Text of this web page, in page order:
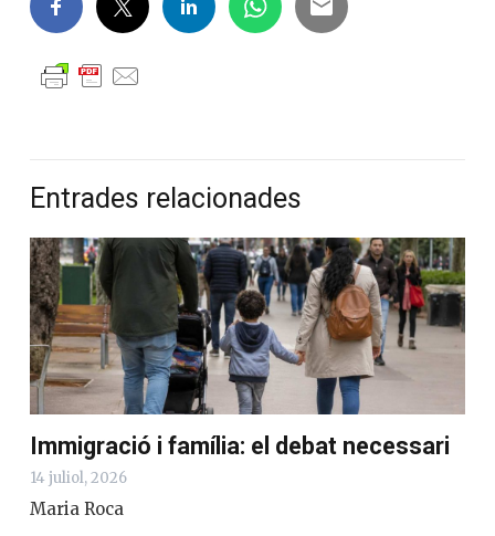
Entrades relacionades
Immigració i família: el debat necessari
14 juliol, 2026
Maria Roca